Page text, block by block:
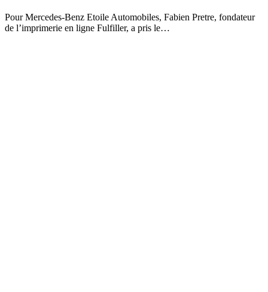
Pour Mercedes-Benz Etoile Automobiles, Fabien Pretre, fondateur
de l’imprimerie en ligne Fulfiller, a pris le…